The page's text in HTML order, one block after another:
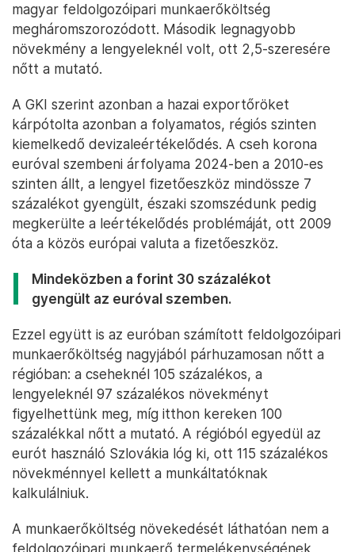
magyar feldolgozóipari munkaerőköltség
megháromszorozódott. Második legnagyobb
növekmény a lengyeleknél volt, ott 2,5-szeresére
nőtt a mutató.
A GKI szerint azonban a hazai exportőröket
kárpótolta azonban a folyamatos, régiós szinten
kiemelkedő devizaleértékelődés. A cseh korona
euróval szembeni árfolyama 2024-ben a 2010-es
szinten állt, a lengyel fizetőeszköz mindössze 7
százalékot gyengült, északi szomszédunk pedig
megkerülte a leértékelődés problémáját, ott 2009
óta a közös európai valuta a fizetőeszköz.
Mindeközben a forint 30 százalékot
gyengült az euróval szemben.
Ezzel együtt is az euróban számított feldolgozóipari
munkaerőköltség nagyjából párhuzamosan nőtt a
régióban: a cseheknél 105 százalékos, a
lengyeleknél 97 százalékos növekményt
figyelhettünk meg, míg itthon kereken 100
százalékkal nőtt a mutató. A régióból egyedül az
eurót használó Szlovákia lóg ki, ott 115 százalékos
növekménnyel kellett a munkáltatóknak
kalkulálniuk.
A munkaerőköltség növekedését láthatóan nem a
feldolgozóipari munkaerő termelékenységének